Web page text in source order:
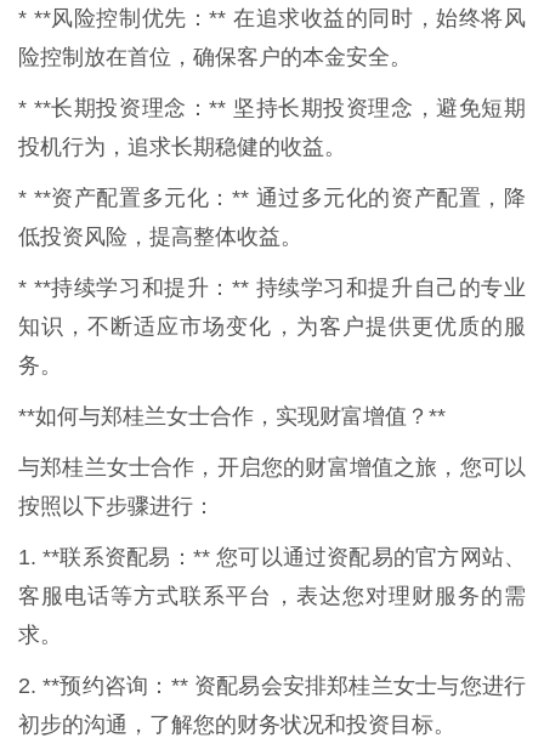
* **风险控制优先：** 在追求收益的同时，始终将风
险控制放在首位，确保客户的本金安全。
* **长期投资理念：** 坚持长期投资理念，避免短期
投机行为，追求长期稳健的收益。
* **资产配置多元化：** 通过多元化的资产配置，降
低投资风险，提高整体收益。
* **持续学习和提升：** 持续学习和提升自己的专业
知识，不断适应市场变化，为客户提供更优质的服
务。
**如何与郑桂兰女士合作，实现财富增值？**
与郑桂兰女士合作，开启您的财富增值之旅，您可以
按照以下步骤进行：
1. **联系资配易：** 您可以通过资配易的官方网站、
客服电话等方式联系平台，表达您对理财服务的需
求。
2. **预约咨询：** 资配易会安排郑桂兰女士与您进行
初步的沟通，了解您的财务状况和投资目标。